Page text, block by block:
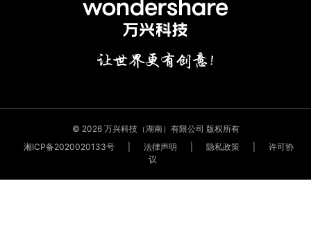
© 2026 万兴科技（湖南）有限公司 版权所有
湘ICP备2020020133号
法律声明 隐私政策
许可协
议